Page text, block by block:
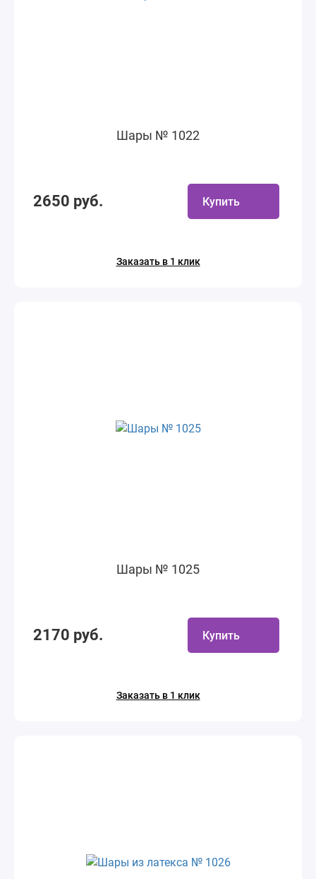
Шары № 1022
2650 руб. Купить
Заказать в 1 клик
Шары № 1025
2170 руб. Купить
Заказать в 1 клик